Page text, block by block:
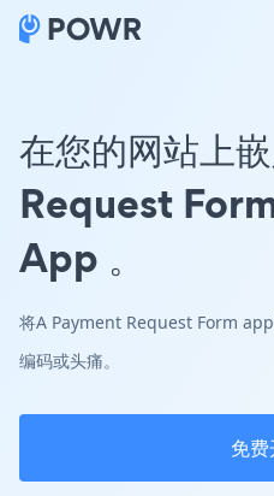
在您的网站上
Request
App 。
将A Payment Request Form
编码或头痛。
免